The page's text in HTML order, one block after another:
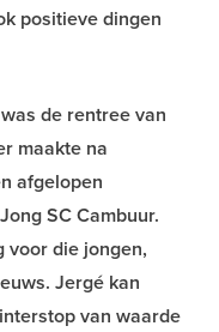
positieve dingen
de rentree van
maakte na
afgelopen
SC Cambuur.
voor die jongen,
Jergé kan
van waarde